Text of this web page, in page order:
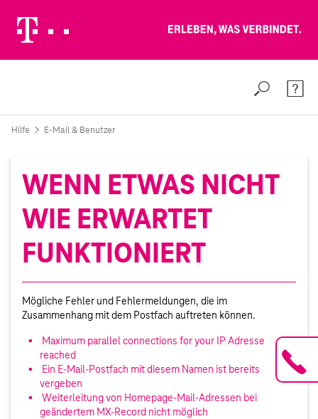
Suche
Hilfe E-Mail & Benutzer
WENN ETWAS NICHT
WIE ERWARTET
FUNKTIONIERT
Mögliche Fehler und Fehlermeldungen, die im
Zusammenhang mit dem Postfach auftreten können.
Maximum parallel connections for your IP Adresse
reached
Ein E-Mail-Postfach mit diesem Namen ist bereits
vergeben
Weiterleitung von Homepage-Mail-Adressen bei
geändertem MX-Record nicht möglich